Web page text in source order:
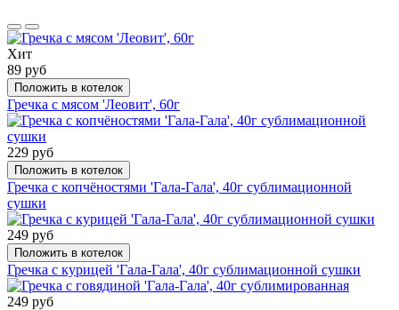
Хит
89 руб
Положить в котелок
Гречка с мясом 'Леовит', 60г
229 руб
Положить в котелок
Гречка с копчёностями 'Гала-Гала', 40г сублимационной
сушки
249 руб
Положить в котелок
Гречка с курицей 'Гала-Гала', 40г сублимационной сушки
249 руб